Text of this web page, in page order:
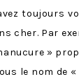
toujours
cher. Par
»
le nom de